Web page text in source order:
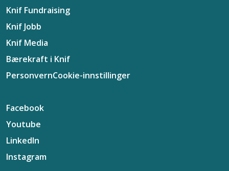
Knif Fundraising
Knif Jobb
Knif Media
Bærekraft i Knif
PersonvernCookie-innstillinger
Facebook
Youtube
LinkedIn
Instagram